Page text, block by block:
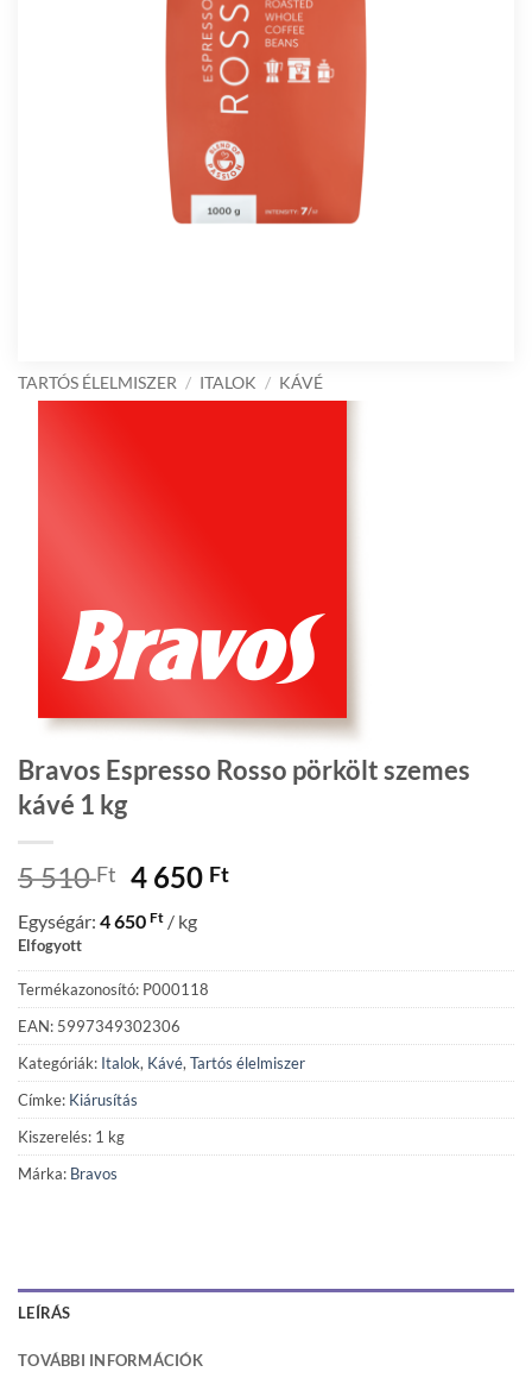
TARTÓS ÉLELMISZER / ITALOK / KÁVÉ
Bravos Espresso Rosso pörkölt szemes
kávé 1 kg
5 510Ft Original
was:
510 Ft.
4 650 FtCurrent
Egységár: 4 650 Ft / kg
Elfogyott
Termékazonosító: P000118
EAN: 5997349302306
Kategóriák: Italok, Kávé, Tartós élelmiszer
Címke: Kiárusítás
Kiszerelés: 1 kg
Márka: Bravos
LEÍRÁS
TOVÁBBI INFORMÁCIÓK